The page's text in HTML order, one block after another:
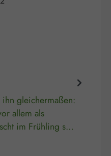
gleichermaßen:
allem als
im Frühling s…